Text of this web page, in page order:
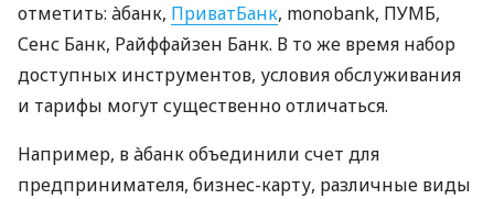
отметить: àбанк, ПриватБанк, monobank, ПУМБ,
Сенс Банк, Райффайзен Банк. В то же время набор
доступных инструментов, условия обслуживания
и тарифы могут существенно отличаться.
Например, в àбанк объединили счет для
предпринимателя, бизнес-карту, различные виды